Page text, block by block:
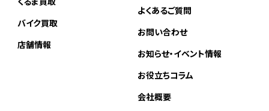
バイク買取
店舗情報
よくあるご質問
お問い合わせ
お知らせ・イベント情報
お役立ちコラム
会社概要